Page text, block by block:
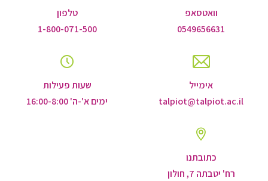
וואטסאפ
0549656631
טלפון
1-800-071-500
אימייל
talpiot@talpiot.ac.il
שעות פעילות
ימים א'-ה' 16:00-8:00
כתובתנו
רח' יטבתה 7, חולון